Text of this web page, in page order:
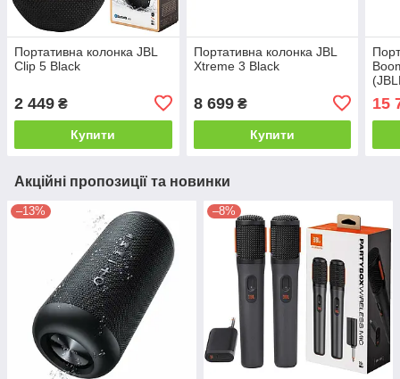
Портативна колонка JBL
Clip 5 Black
2 449 ₴
Купити
Портативна колонка JBL
Xtreme 3 Black
8 699₴
Купити
15
Акційні пропозиції та новинки
–13% –8%